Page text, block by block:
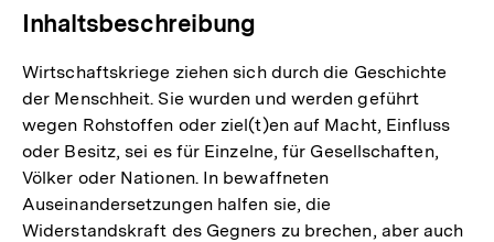
Inhaltsbeschreibung
Wirtschaftskriege ziehen sich durch die Geschichte
der Menschheit. Sie wurden und werden geführt
wegen Rohstoffen oder ziel(t)en auf Macht, Einfluss
oder Besitz, sei es für Einzelne, für Gesellschaften,
Völker oder Nationen. In bewaffneten
Auseinandersetzungen halfen sie, die
Widerstandskraft des Gegners zu brechen, aber auch